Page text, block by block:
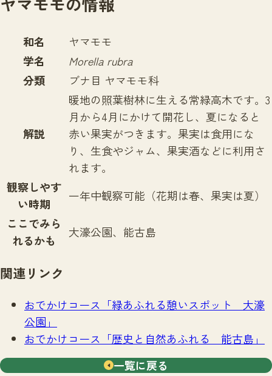
和名
ヤマモモ
学名
Morella rubra
分類
ブナ目 ヤマモモ科
解説
暖地の照葉樹林に生える常緑高木です。3
月から4月にかけて開花し、夏になると
赤い果実がつきます。果実は食用にな
り、生食やジャム、果実酒などに利用さ
れます。
観察しやす
い時期
一年中観察可能（花期は春、果実は夏）
ここでみら
れるかも
大濠公園、能古島
関連リンク
おでかけコース「緑あふれる憩いスポット 大濠
公園」
おでかけコース「歴史と自然あふれる 能古島」
一覧に戻る